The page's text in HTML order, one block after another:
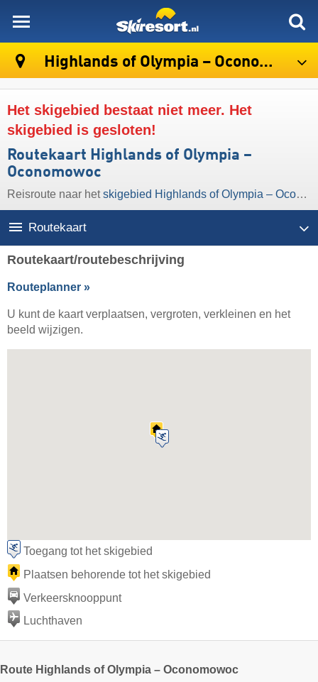
Highlands of Olympia – Oconomowoc
Het skigebied bestaat niet meer. Het
skigebied is gesloten!
Routekaart Highlands of Olympia –
Oconomowoc
Reisroute naar hetskigebied Highlands of Olympia – Oconomowoc
Routekaart
Routekaart/routebeschrijving
Routeplanner »
U kunt de kaart verplaatsen, vergroten, verkleinen en het
beeld wijzigen.
Toegang tot het skigebied
Plaatsen behorende tot het skigebied
Verkeersknooppunt
Luchthaven
Route Highlands of Olympia – Oconomowoc